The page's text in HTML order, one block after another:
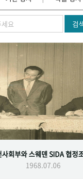
검
사회부와 스웨덴 SIDA 협정
1968.07.06